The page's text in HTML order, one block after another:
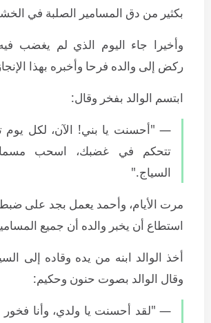
بكثير من دق المسامير الصلبة في
وأخيرا جاء اليوم الذي لم يغضب
ركض إلى والده فرحا وأخبره بهذا
ابتسم الوالد بفخر وقال:
— "أحسنت يا بني! الآن، لكل يوم
تتحكم في غضبك، اسحب
السياج."
مرت الأيام، وأحمد يعمل بجد على
استطاع أن يخبر والده أن جميع
أخذ الوالد ابنه من يده وقاده إلى
وقال الوالد بصوت حنون وحكيم:
— "لقد أحسنت يا ولدي، وأنا فخور